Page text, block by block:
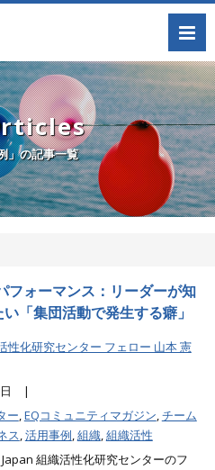
」の記事一覧
フォーマンス：リーダーが知
「集団活動で発生する癖」
性化研究センター フェロー 山本 憲
1日 |
ー,EQコミュニティマガジン,チーム
ス,活用事例,組織,組織活性
組織活性化研究センターのフ